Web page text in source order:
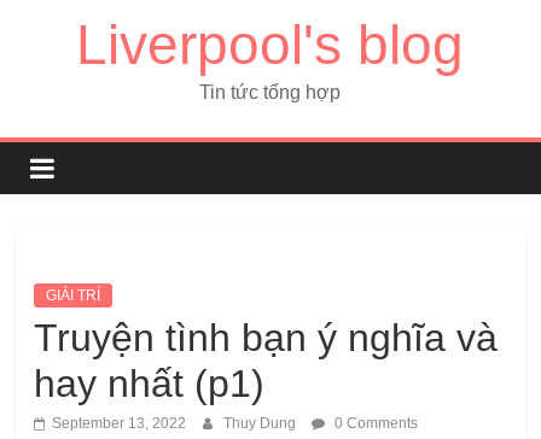
Liverpool's blog
Tin tức tổng hợp
GIẢI TRÍ
Truyện tình bạn ý nghĩa và
hay nhất (p1)
September 13, 2022 Thuy Dung 0 Comments